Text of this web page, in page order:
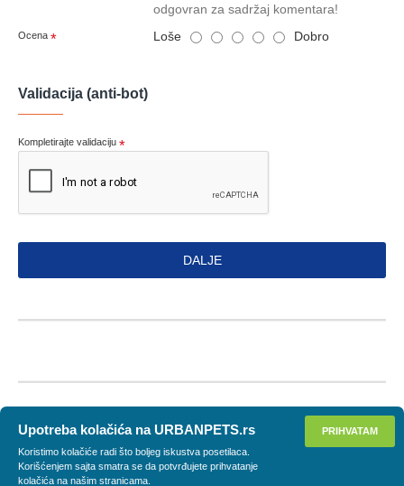
odgovran za sadržaj komentara!
Ocena Loše Dobro
Validacija (anti-bot)
Kompletirajte validaciju
DALJE
PRIHVATAM
Upotreba kolačića na URBANPETS.rs
Koristimo kolačiće radi što boljeg iskustva posetilaca.
Korišćenjem sajta smatra se da potvrđujete prihvatanje
kolačića na našim stranicama.